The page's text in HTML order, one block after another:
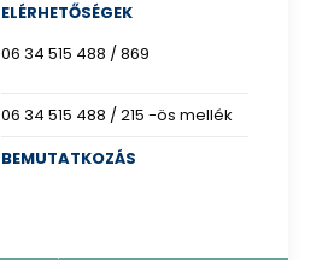
ELÉRHETŐSÉGEK
06 34 515 488 / 869
06 34 515 488 / 215 -ös mellék
BEMUTATKOZÁS